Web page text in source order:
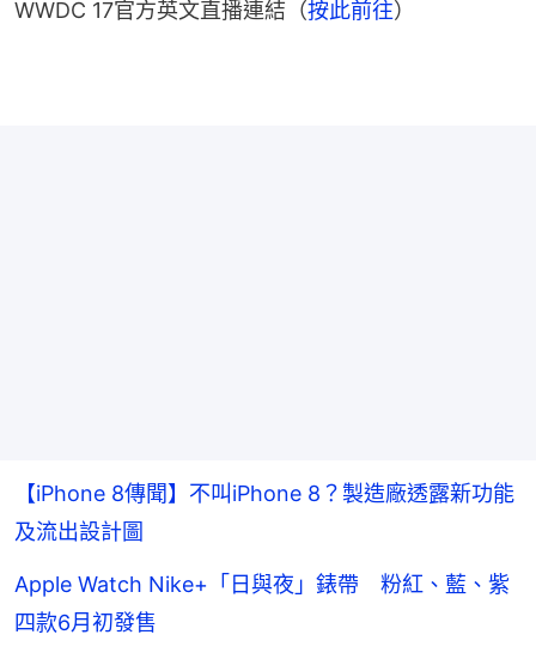
WWDC 17官方英文直播連結（按此前往）
【iPhone 8傳聞】不叫iPhone 8？製造廠透露新功能
及流出設計圖
Apple Watch Nike+「日與夜」錶帶 粉紅、藍、紫
四款6月初發售